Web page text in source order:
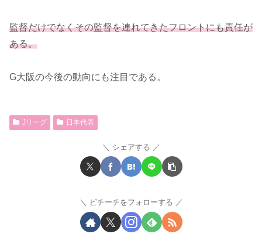
監督だけでなくその監督を連れてきたフロントにも責任が
ある。
G大阪の今後の動向にも注目である。
Jリーグ 日本代表
シェアする
ピチーチをフォローする